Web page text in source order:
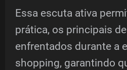
Essa escuta ativa
prática, os principais
enfrentados durante a
shopping, garantindo